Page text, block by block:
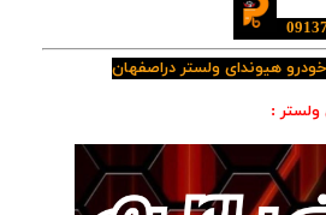
هیوندای ولستر دراصفهان
ولستر :